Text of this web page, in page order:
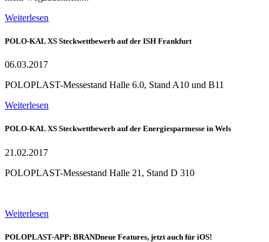
Weiterlesen
POLO-KAL XS Steckwettbewerb auf der ISH Frankfurt
06.03.2017
POLOPLAST-Messestand Halle 6.0, Stand A10 und B11
Weiterlesen
POLO-KAL XS Steckwettbewerb auf der Energiesparmesse in Wels
21.02.2017
POLOPLAST-Messestand Halle 21, Stand D 310
Weiterlesen
POLOPLAST-APP: BRANDneue Features, jetzt auch für iOS!